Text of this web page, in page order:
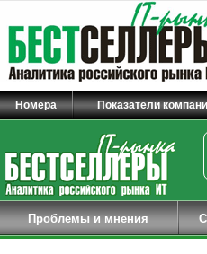
Номера Показатели
Проблемы и мнения